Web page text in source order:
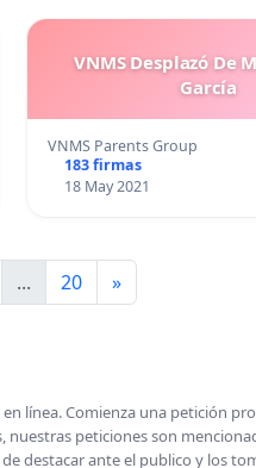
VNMS Desplazó De
García
VNMS Parents Group
183 firmas
18 May 2021
... 20 »
línea. Comienza una petición
peticiones son
destacar ante el publico y los